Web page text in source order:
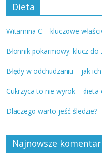
Dieta
Witamina C – kluczowe
Błonnik pokarmowy: klucz
Błędy w odchudzaniu – jak
Cukrzyca to nie wyrok – dieta
Dlaczego warto jeść śledzie?
Najnowsze